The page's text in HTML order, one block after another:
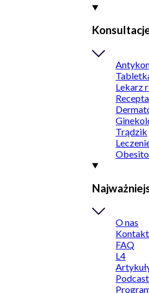
Lekarz
Trądzik
O nas
Kontakt
FAQ
L4